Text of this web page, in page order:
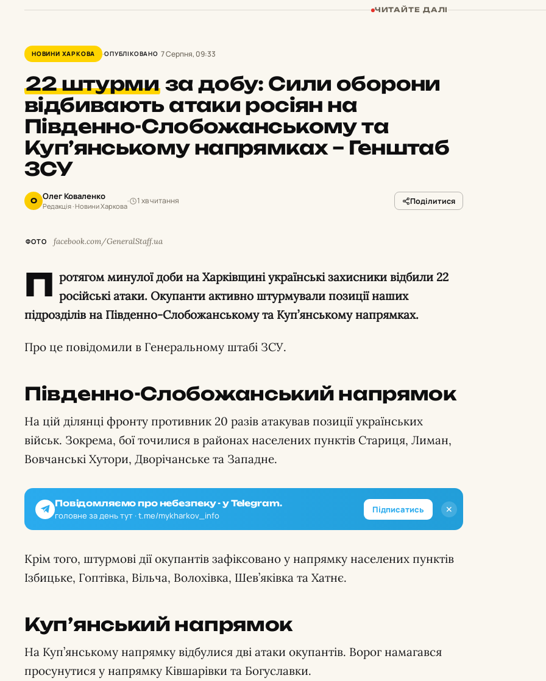
ЧИТАЙТЕ ДАЛІ
НОВИНИ ХАРКОВА ОПУБЛІКОВАНО 7 Серпня, 09:33
22 штурми за добу: Сили оборони
відбивають атаки росіян на
Південно-Слобожанському та
Куп’янському напрямках – Генштаб
ЗСУ
О Олег Коваленко
Редакція · Новини Харкова
1 хв читання Поділитися
ФОТО facebook.com/GeneralStaff.ua
П ротягом минулої доби на Харківщині українські захисники відбили 22
російські атаки. Окупанти активно штурмували позиції наших
підрозділів на Південно-Слобожанському та Куп’янському напрямках.
Про це повідомили в Генеральному штабі ЗСУ.
Південно-Слобожанський напрямок
На цій ділянці фронту противник 20 разів атакував позиції українських
військ. Зокрема, бої точилися в районах населених пунктів Стариця, Лиман,
Вовчанські Хутори, Дворічанське та Западне.
✕
Повідомляємо про небезпеку - у Telegram.
головне за день тут · t.me/mykharkov_info
Підписатись
Крім того, штурмові дії окупантів зафіксовано у напрямку населених пунктів
Ізбицьке, Гоптівка, Вільча, Волохівка, Шев’яківка та Хатнє.
Куп’янський напрямок
На Куп’янському напрямку відбулися дві атаки окупантів. Ворог намагався
просунутися у напрямку Ківшарівки та Богуславки.